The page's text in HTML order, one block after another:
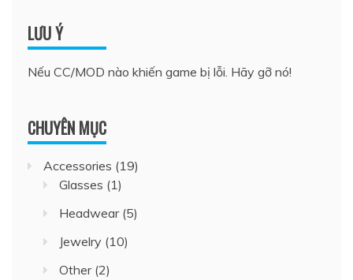
LƯU Ý
Nếu CC/MOD nào khiến game bị lỗi. Hãy gỡ nó!
CHUYÊN MỤC
Accessories (19)
Glasses (1)
Headwear(5)
Jewelry (10)
Other(2)